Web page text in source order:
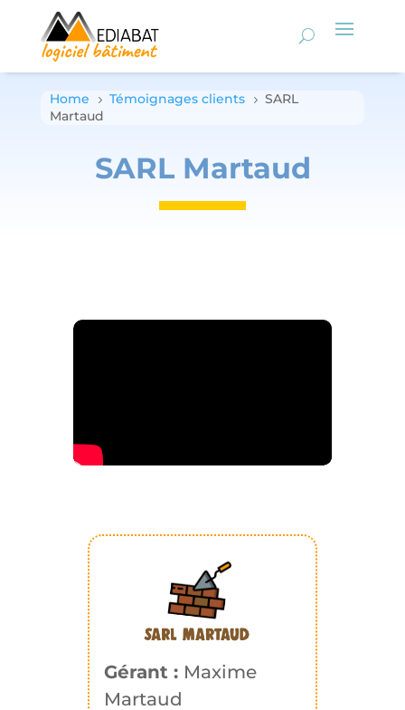
Home 5 Témoignages clients 5 SARL
Martaud
SARL Martaud
Gérant : Maxime
Martaud